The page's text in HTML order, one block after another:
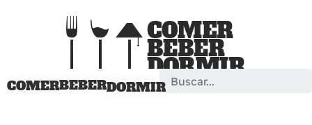
COMERBEBERDORMIR
Search